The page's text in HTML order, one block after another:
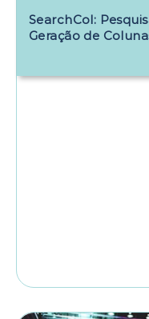
SearchCol:
Geração de